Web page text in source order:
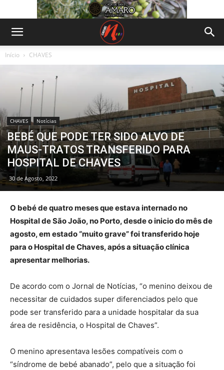
Início CHAVES
CHAVES Notícias
BEBÉ QUE PODE TER SIDO ALVO DE
MAUS-TRATOS TRANSFERIDO PARA
HOSPITAL DE CHAVES
30 de Agosto, 2022
O bebé de quatro meses que estava internado no
Hospital de São João, no Porto, desde o inicio do mês de
agosto, em estado “muito grave” foi transferido hoje
para o Hospital de Chaves, após a situação clínica
apresentar melhorias.
De acordo com o Jornal de Notícias, “o menino deixou de
necessitar de cuidados super diferenciados pelo que
pode ser transferido para a unidade hospitalar da sua
área de residência, o Hospital de Chaves”.
O menino apresentava lesões compatíveis com o
“síndrome de bebé abanado”, pelo que a situação foi